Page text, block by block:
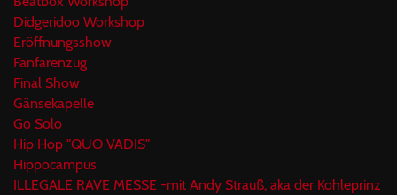
Didgeridoo Workshop
Eröffnungsshow
Fanfarenzug
Final Show
Gänsekapelle
Go Solo
Hip Hop "QUO VADIS"
Hippocampus
ILLEGALE RAVE MESSE -mit Andy Strauß, aka der Kohleprinz